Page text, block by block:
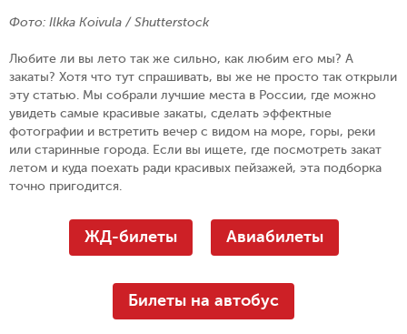
Фото: Ilkka Koivula / Shutterstock
Любите ли вы лето так же сильно, как любим его мы? А
закаты? Хотя что тут спрашивать, вы же не просто так открыли
эту статью. Мы собрали лучшие места в России, где можно
увидеть самые красивые закаты, сделать эффектные
фотографии и встретить вечер с видом на море, горы, реки
или старинные города. Если вы ищете, где посмотреть закат
летом и куда поехать ради красивых пейзажей, эта подборка
точно пригодится.
ЖД-билеты Авиабилеты
Билеты на автобус